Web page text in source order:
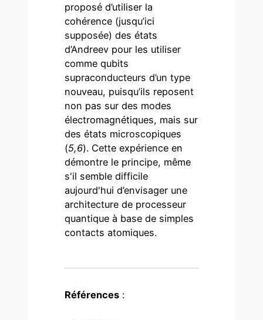
proposé d’utiliser la
cohérence (jusqu’ici
supposée) des états
d’Andreev pour les utiliser
comme qubits
supraconducteurs d’un type
nouveau, puisqu’ils reposent
non pas sur des modes
électromagnétiques, mais sur
des états microscopiques
(5,6). Cette expérience en
démontre le principe, même
s'il semble difficile
aujourd'hui d’envisager une
architecture de processeur
quantique à base de simples
contacts atomiques.
Références :